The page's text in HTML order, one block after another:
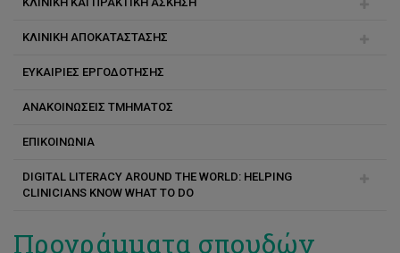
Μεταδιδακτορικοί Ερευνητές και Διδακτορικοί Φοιτητές
Ειδικοί Επιστήμονες
Πρόγραμμα Εργοθεραπείας
Πρόγραμμα Επιστημών Αποκατάστασης με Κατεύθυνση
ΚΛΙΝΙΚΗ ΑΠΟΚΑΤΑΣΤΑΣΗΣ
Γενικές Πληροφορίες
Κανόνες και Πολιτική
Κλινική Παιδιών
Κλινική Ενηλίκων
ΕΥΚΑΙΡΙΕΣ ΕΡΓΟΔΟΤΗΣΗΣ
ΑΝΑΚΟΙΝΩΣΕΙΣ ΤΜΗΜΑΤΟΣ
ΕΠΙΚΟΙΝΩΝΙΑ
DIGITAL LITERACY AROUND THE WORLD: HELPING
CLINICIANS KNOW WHAT TO DO
Προγράμματα σπουδών